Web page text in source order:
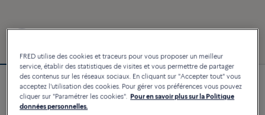
Bracelet Force 10
2 640 €
FRED utilise des cookies et traceurs pour vous proposer un meilleur
service, établir des statistiques de visites et vous permettre de partager
des contenus sur les réseaux sociaux. En cliquant sur "Accepter tout" vous
acceptez l'utilisation des cookies. Pour gérer vos préférences vous pouvez
cliquer sur "Paramétrer les cookies". Pour en savoir plus sur la Politique
données personnelles.